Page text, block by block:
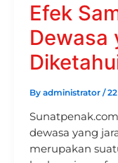
Efek
Dewasa
By administrator /
dewasa yang
merupakan